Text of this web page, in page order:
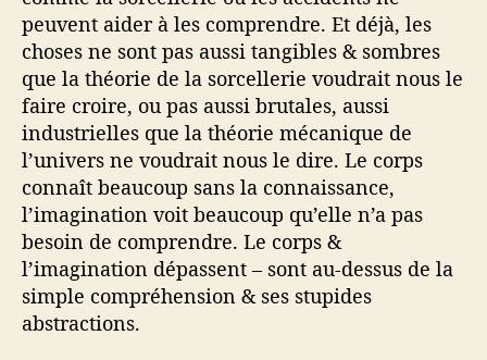
peuvent aider à les comprendre. Et déjà, les
choses ne sont pas aussi tangibles & sombres
que la théorie de la sorcellerie voudrait nous le
faire croire, ou pas aussi brutales, aussi
industrielles que la théorie mécanique de
l’univers ne voudrait nous le dire. Le corps
connaît beaucoup sans la connaissance,
l’imagination voit beaucoup qu’elle n’a pas
besoin de comprendre. Le corps &
l’imagination dépassent – sont au-dessus de la
simple compréhension & ses stupides
abstractions.